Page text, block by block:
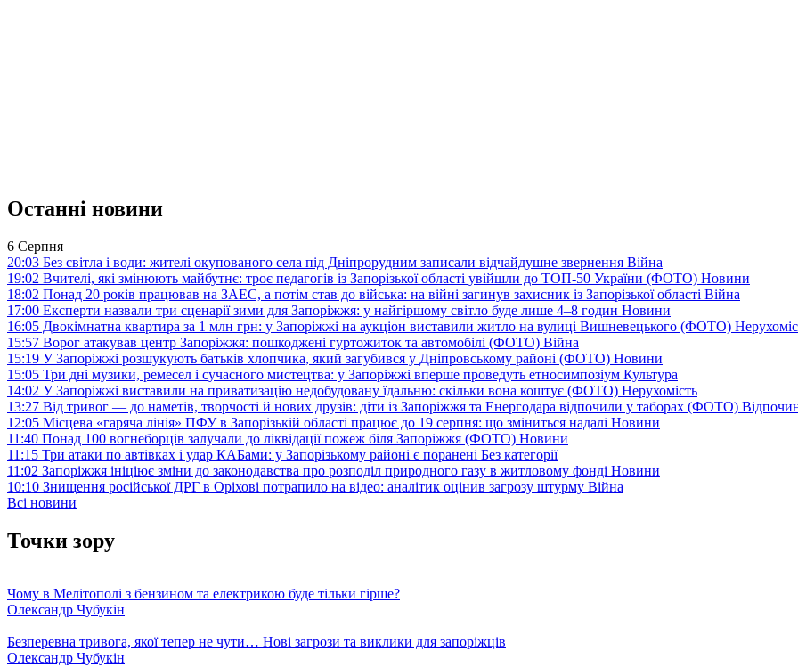
Останні новини
6 Серпня
20:03 Без світла і води: жителі окупованого села під Дніпрорудним записали відчайдушне звернення Війна
19:02 Вчителі, які змінюють майбутнє: троє педагогів із Запорізької області увійшли до ТОП-50 України (ФОТО) Новини
18:02 Понад 20 років працював на ЗАЕС, а потім став до війська: на війні загинув захисник із Запорізької області Війна
17:00 Експерти назвали три сценарії зими для Запоріжжя: у найгіршому світло буде лише 4–8 годин Новини
16:05 Двокімнатна квартира за 1 млн грн: у Запоріжжі на аукціон виставили житло на вулиці Вишневецького (ФОТО)
15:57 Ворог атакував центр Запоріжжя: пошкоджені гуртожиток та автомобілі (ФОТО) Війна
15:19 У Запоріжжі розшукують батьків хлопчика, який загубився у Дніпровському районі (ФОТО) Новини
15:05 Три дні музики, ремесел і сучасного мистецтва: у Запоріжжі вперше проведуть етносимпозіум Культура
14:02 У Запоріжжі виставили на приватизацію недобудовану їдальню: скільки вона коштує (ФОТО) Нерухомість
13:27 Від тривог — до наметів, творчості й нових друзів: діти із Запоріжжя та Енергодара відпочили у таборах (ФОТО)
12:05 Місцева «гаряча лінія» ПФУ в Запорізькій області працює до 19 серпня: що зміниться надалі Новини
11:40 Понад 100 вогнеборців залучали до ліквідації пожеж біля Запоріжжя (ФОТО) Новини
11:15 Три атаки по автівках і удар КАБами: у Запорізькому районі є поранені Без категорії
11:02 Запоріжжя ініціює зміни до законодавства про розподіл природного газу в житловому фонді Новини
10:10 Знищення російської ДРГ в Оріхові потрапило на відео: аналітик оцінив загрозу штурму Війна
Всі новини
Точки зору
Чому в Мелітополі з бензином та електрикою буде тільки гірше?
Олександр Чубукін
Безперевна тривога, якої тепер не чути… Нові загрози та виклики для запоріжців
Олександр Чубукін